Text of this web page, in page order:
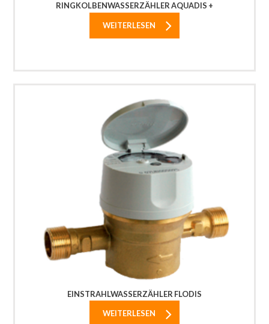
RINGKOLBENWASSERZÄHLER AQUADIS +
WEITERLESEN
EINSTRAHLWASSERZÄHLER FLODIS
WEITERLESEN